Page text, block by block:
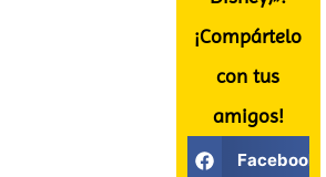
¡Compártelo
con tus
amigos!
Facebook